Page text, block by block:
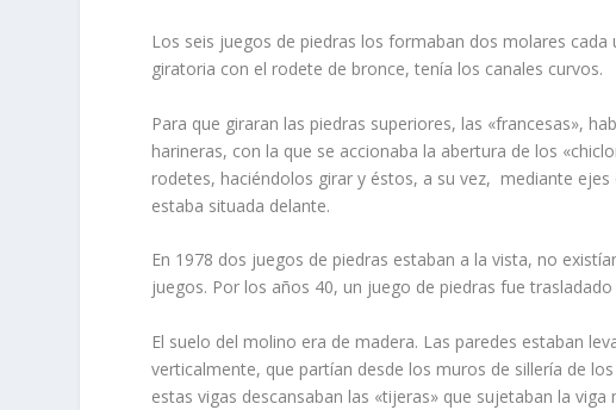
Los seis juegos de piedras los formaban dos molares
giratoria con el rodete de bron­ce, tení­a los canales curvos.
Para que giraran las piedras superiores, las «francesas»,
harineras, con la que se accionaba la abertura de los
rodetes, haciéndolos girar y éstos, a su vez, mediante
estaba situada delante.
En 1978 dos juegos de piedras estaban a la vista, no
juegos. Por los años 40, un juego de pie­dras fue
El suelo del molino era de madera. Las paredes estaban
verticalmente, que partí­an desde los muros de sillerí­a de
estas vigas descansaban las «tijeras» que sujetaban la